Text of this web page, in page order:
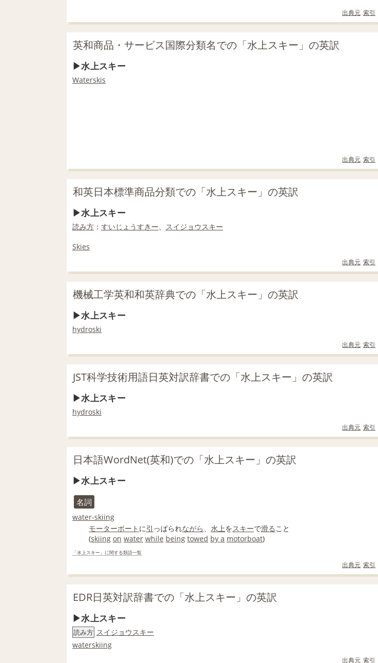
出典元 索引
英和商品・サービス国際分類名での「水上スキー」の英訳
水上スキー
Waterskis
出典元 索引
和英日本標準商品分類での「水上スキー」の英訳
水上スキー
読み方 ： すいじょうすきー スイジョウスキー
Skies
出典元 索引
機械工学英和和英辞典での「水上スキー」の英訳
水上スキー
hydroski
出典元 索引
JST科学技術用語日英対訳辞書での「水上スキー」の英訳
水上スキー
hydroski
出典元 索引
日本語WordNet(英和)での「水上スキー」の英訳
水上スキー
名詞
water-skiing
モーターボート に引 っぱられながら 水上をスキーで滑る こと
(skiing on water while being towed by a motorboat)
「水上スキー」に関する類語一覧
出典元 索引
EDR日英対訳辞書での「水上スキー」の英訳
水上スキー
読み方 スイジョウスキー
waterskiing
出典元 索引